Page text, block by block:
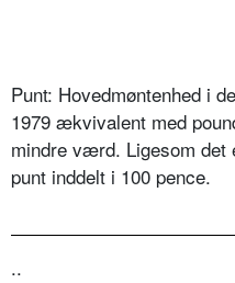
Punt: Hovedmøntenhed i
1979 ækvivalent med
mindre værd. Ligesom det
punt inddelt i 100 pence.
..